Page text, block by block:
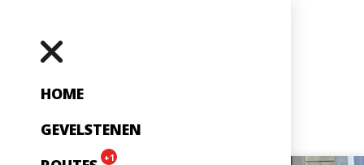
HOME
GEVELSTENEN
+1